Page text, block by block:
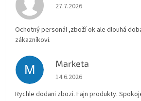
Hodnocení obchodu je 4 z 5
27.7.2026
Ochotný personál ,zboží ok ale dlouhá
zákazníkovi.
M Marketa
Hodnocení obchodu je 5 z 5
14.6.2026
Rychle dodani zbozi. Fajn produkty.